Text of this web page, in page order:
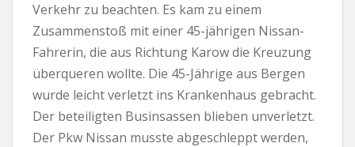
Verkehr zu beachten. Es kam zu einem
Zusammenstoß mit einer 45-jährigen Nissan-
Fahrerin, die aus Richtung Karow die Kreuzung
überqueren wollte. Die 45-Jährige aus Bergen
wurde leicht verletzt ins Krankenhaus gebracht.
Der beteiligten Businsassen blieben unverletzt.
Der Pkw Nissan musste abgeschleppt werden,